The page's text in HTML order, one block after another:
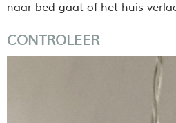
naar bed gaat of het huis
CONTROLEER